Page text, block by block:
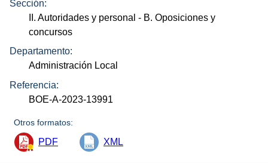
Sección:
II. Autoridades y personal - B. Oposiciones y
concursos
Departamento:
Administración Local
Referencia:
BOE-A-2023-13991
Otros formatos:
PDF XML